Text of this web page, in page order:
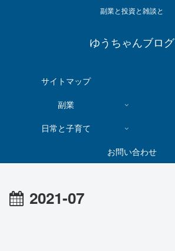
副業と投資と雑談と
ゆうちゃんブログ
サイトマップ
副業
日常と子育て
お問い合わせ
2021-07